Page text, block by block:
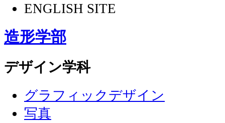
ENGLISH SITE
造形学部
デザイン学科
グラフィックデザイン
写真